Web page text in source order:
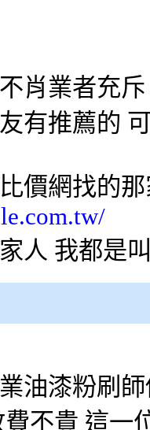
肖業者充斥
有推薦的
價網找的
人 我都是
油漆粉刷
不貴 這一